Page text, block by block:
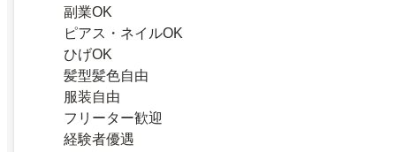
副業OK
ピアス・ネイルOK
ひげOK
髪型髪色自由
服装自由
フリーター歓迎
経験者優遇